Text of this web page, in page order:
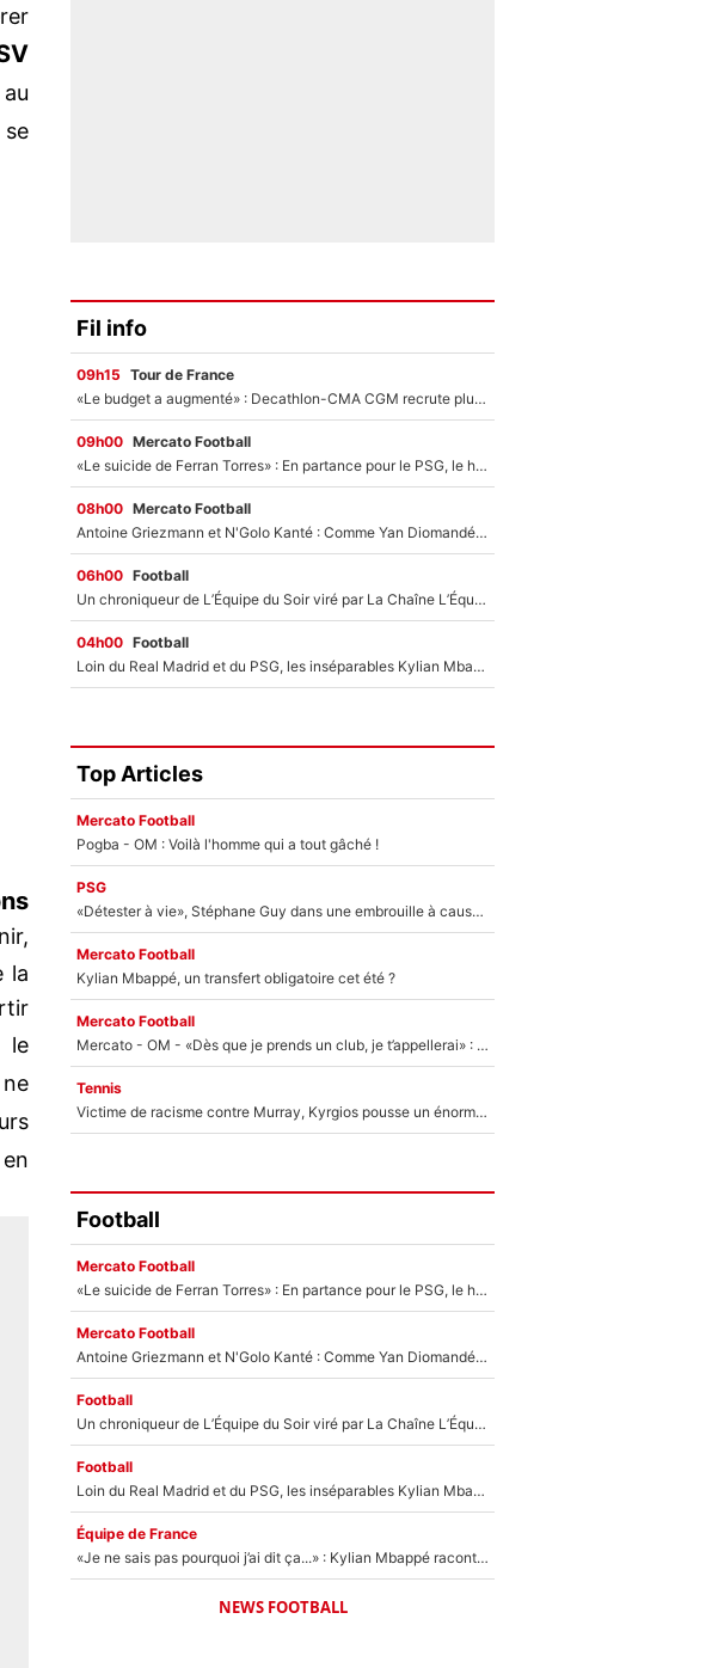
la
le
Fil info
09h15 Tour de France
«Le budget a augmenté» : Decathlon-CMA CGM recrute plusieurs coureurs pour offrir à Paul Seixas une équipe pour gagner le Tour de France 2027
09h00 Mercato Football
«Le suicide de Ferran Torres» : En partance pour le PSG, le héros de la finale de la Coupe du monde s'attire les foudres de la presse espagnole !
08h00 Mercato Football
Antoine Griezmann et N'Golo Kanté : Comme Yan Diomandé, les deux champions du monde ont refusé de signer au PSG !
06h00 Football
Un chroniqueur de L’Équipe du Soir viré par La Chaîne L’Équipe : Même Olivier Ménard n’avait pas pu empêcher son départ, «je l’ai appris sur Twitter, je l’ai vécu assez mal»
04h00 Football
Loin du Real Madrid et du PSG, les inséparables Kylian Mbappé et Achraf Hakimi changent d'équipe le temps d'une journée !
Top Articles
Mercato Football
Pogba - OM : Voilà l'homme qui a tout gâché !
PSG
«Détester à vie», Stéphane Guy dans une embrouille à cause du PSG !
Mercato Football
Kylian Mbappé, un transfert obligatoire cet été ?
Mercato Football
Mercato - OM - «Dès que je prends un club, je t’appellerai» : La promesse de Marcelino au moment de claquer la porte
Tennis
Victime de racisme contre Murray, Kyrgios pousse un énorme coup de gueule !
Football
Mercato Football
«Le suicide de Ferran Torres» : En partance pour le PSG, le héros de la finale de la Coupe du monde s'attire les foudres de la presse espagnole !
Mercato Football
Antoine Griezmann et N'Golo Kanté : Comme Yan Diomandé, les deux champions du monde ont refusé de signer au PSG !
Football
Un chroniqueur de L’Équipe du Soir viré par La Chaîne L’Équipe : Même Olivier Ménard n’avait pas pu empêcher son départ, «je l’ai appris sur Twitter, je l’ai vécu assez mal»
Football
Loin du Real Madrid et du PSG, les inséparables Kylian Mbappé et Achraf Hakimi changent d'équipe le temps d'une journée !
Équipe de France
«Je ne sais pas pourquoi j’ai dit ça...» : Kylian Mbappé raconte sa première rencontre avec Zinédine Zidane (et c’est très drôle)
NEWS FOOTBALL